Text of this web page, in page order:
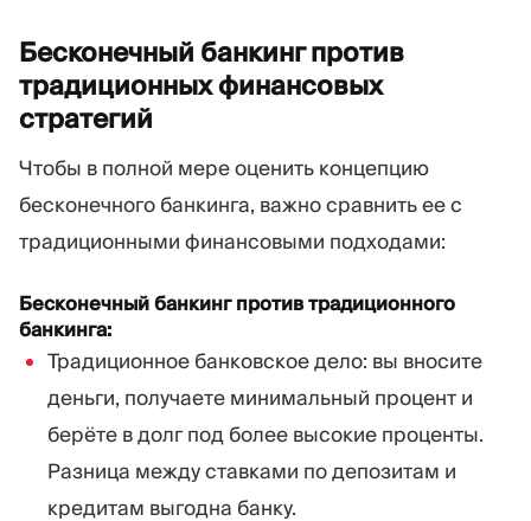
Бесконечный банкинг против
традиционных финансовых
стратегий
Чтобы в полной мере оценить концепцию
бесконечного банкинга, важно сравнить ее с
традиционными финансовыми подходами:
Бесконечный банкинг против традиционного
банкинга:
Традиционное банковское дело: вы вносите
деньги, получаете минимальный процент и
берёте в долг под более высокие проценты.
Разница между ставками по депозитам и
кредитам выгодна банку.